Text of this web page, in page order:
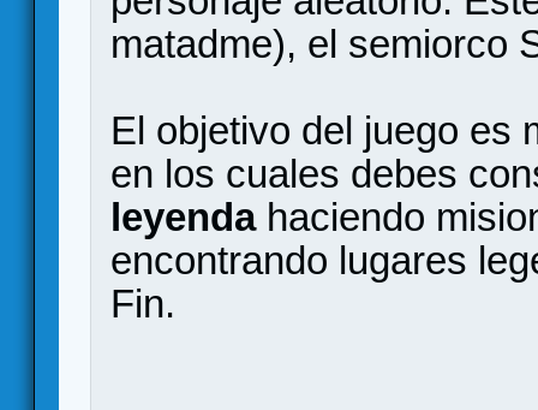
matadme), el semiorco
El objetivo del juego es
en los cuales debes
leyendahaciendo
encontrando lugares
Fin.